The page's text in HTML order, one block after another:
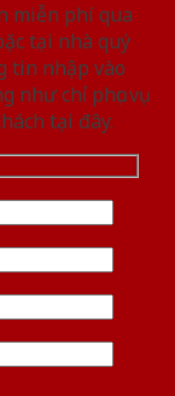
miễn phí qua
tại nhà quý
tin nhập vào
chỉ phục vụ
tại đây.